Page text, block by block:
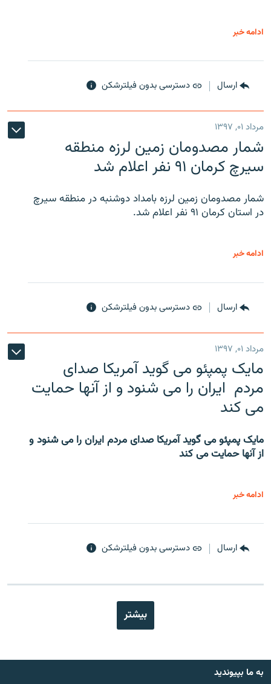
ادامه خبر
ارسال دسترسی بدون فیلترشکن
مرداد ۰۱, ۱۳۹۷
شمار مصدومان زمین لرزه منطقه
سیرچ کرمان ۹۱ نفر اعلام شد
شمار مصدومان زمین لرزه بامداد دوشنبه در منطقه سیرچ
در استان کرمان ۹۱ نفر اعلام شد.
ادامه خبر
ارسال دسترسی بدون فیلترشکن
مرداد ۰۱, ۱۳۹۷
مایک پمپئو می گوید آمریکا صدای
مردم ایران را می شنود و از آنها حمایت
می کند
مایک پمپئو می گوید آمریکا صدای مردم ایران را می شنود و
از آنها حمایت می کند
ادامه خبر
ارسال دسترسی بدون فیلترشکن
بیشتر
به ما بپیوندید